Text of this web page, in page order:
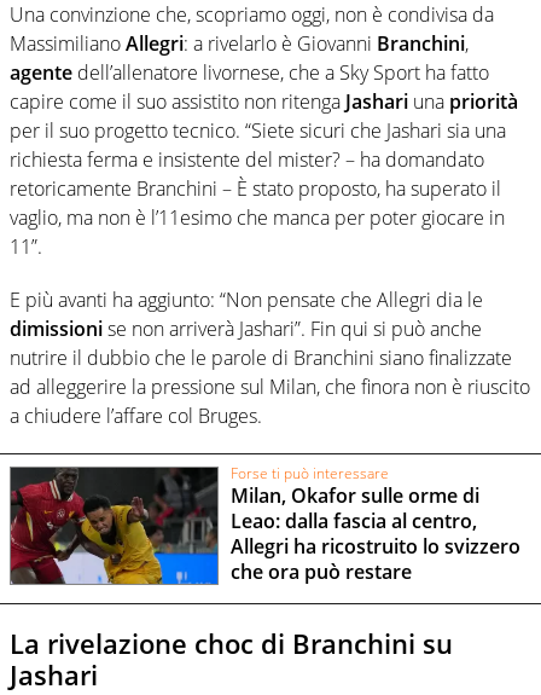
Una convinzione che, scopriamo oggi, non è condivisa da
MassimilianoAllegri: a rivelarlo è Giovanni Branchini,
agente dell’allenatore livornese, che a Sky Sport ha fatto
capire come il suo assistito non ritenga Jashari una priorità
per il suo progetto tecnico. “Siete sicuri che Jashari sia una
richiesta ferma e insistente del mister? – ha domandato
retoricamente Branchini – È stato proposto, ha superato il
vaglio, ma non è l’11esimo che manca per poter giocare in
11”.
E più avanti ha aggiunto: “Non pensate che Allegri dia le
dimissionise non arriverà Jashari”. Fin qui si può anche
nutrire il dubbio che le parole di Branchini siano finalizzate
ad alleggerire la pressione sul Milan, che finora non è riuscito
a chiudere l’affare col Bruges.
Forse ti può interessare
Milan, Okafor sulle orme di
Leao: dalla fascia al centro,
Allegri ha ricostruito lo svizzero
che ora può restare
La rivelazione choc di Branchini su
Jashari